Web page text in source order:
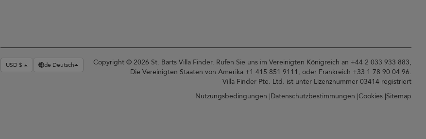
USD $ de Deutsch
Copyright ©️ 2026 St. Barts Villa Finder. Rufen Sie uns im Vereinigten Königreich an +44 2 033 933 883,
Die Vereinigten Staaten von Amerika +1 415 851 9111, oder Frankreich +33 1 78 90 04 96.
Villa Finder Pte. Ltd. ist unter Lizenznummer 03414 registriert
Nutzungsbedingungen Datenschutzbestimmungen Cookies Sitemap